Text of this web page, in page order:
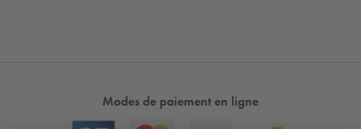
Modes de paiement en ligne